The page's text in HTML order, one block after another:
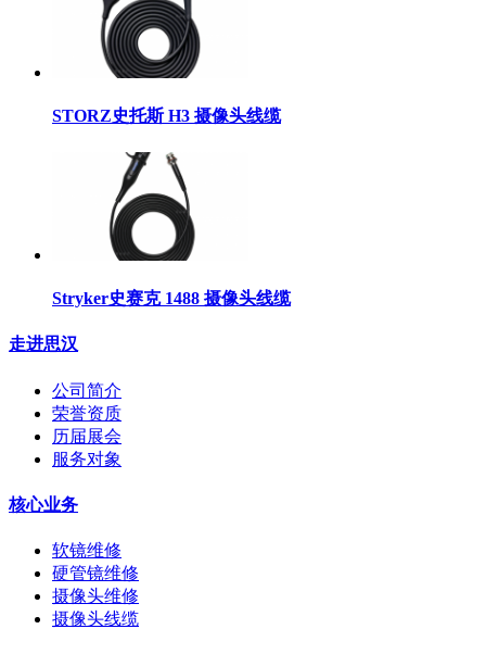
STORZ史托斯 H3 摄像头线缆
Stryker史赛克 1488 摄像头线缆
走进思汉
公司简介
荣誉资质
历届展会
服务对象
核心业务
软镜维修
硬管镜维修
摄像头维修
摄像头线缆